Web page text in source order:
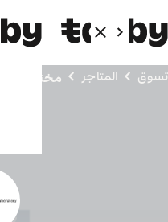
تسوق المتاجر مختبر